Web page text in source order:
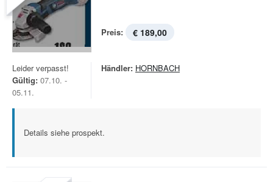
Preis: € 189,00
Leider verpasst!
Gültig: 07.10. -
05.11.
Händler: HORNBACH
Details siehe prospekt.